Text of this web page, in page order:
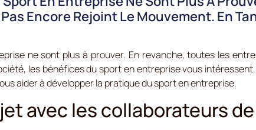
Encore Rejoint Le Mouvement. En
ne sont plus à prouver. En revanche, toutes les
les bénéfices du sport en entreprise vous
aider à développer la pratique du sport en entreprise.
avec les collaborateurs